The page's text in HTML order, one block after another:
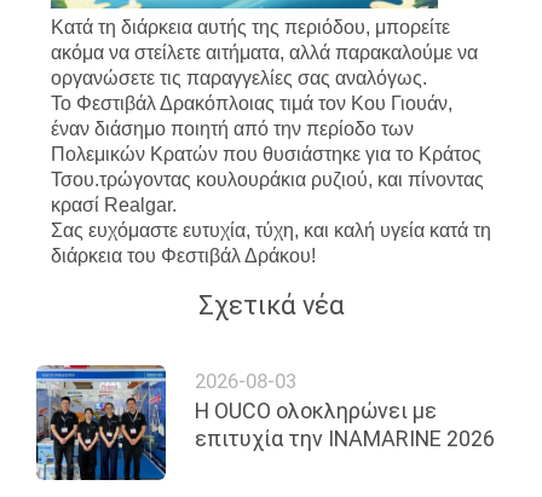
CONTACT
SITEMAP
ΠΟΛΙΤΙΚΉ
ΑΠΟΡΡΉΤΟΥ
Κατά τη διάρκεια αυτής της περιόδου, μπορείτε
ακόμα να στείλετε αιτήματα, αλλά παρακαλούμε να
οργανώσετε τις παραγγελίες σας αναλόγως.
Το Φεστιβάλ Δρακόπλοιας τιμά τον Κου Γιουάν,
έναν διάσημο ποιητή από την περίοδο των
Πολεμικών Κρατών που θυσιάστηκε για το Κράτος
Τσου.τρώγοντας κουλουράκια ρυζιού, και πίνοντας
κρασί Realgar.
Σας ευχόμαστε ευτυχία, τύχη, και καλή υγεία κατά τη
διάρκεια του Φεστιβάλ Δράκου!
Σχετικά νέα
2026-08-03
Η OUCO ολοκληρώνει με
επιτυχία την INAMARINE 2026